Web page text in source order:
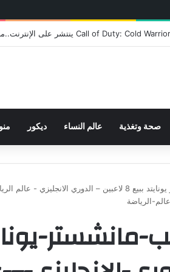
صحة وتغذية عالم النساء ديكور
- عالم الرياضة